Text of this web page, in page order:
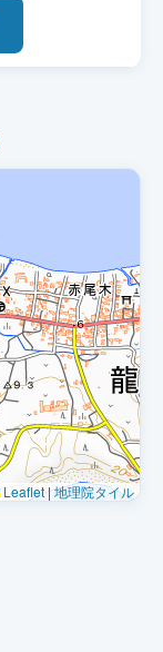
Leaflet|地理院タイル